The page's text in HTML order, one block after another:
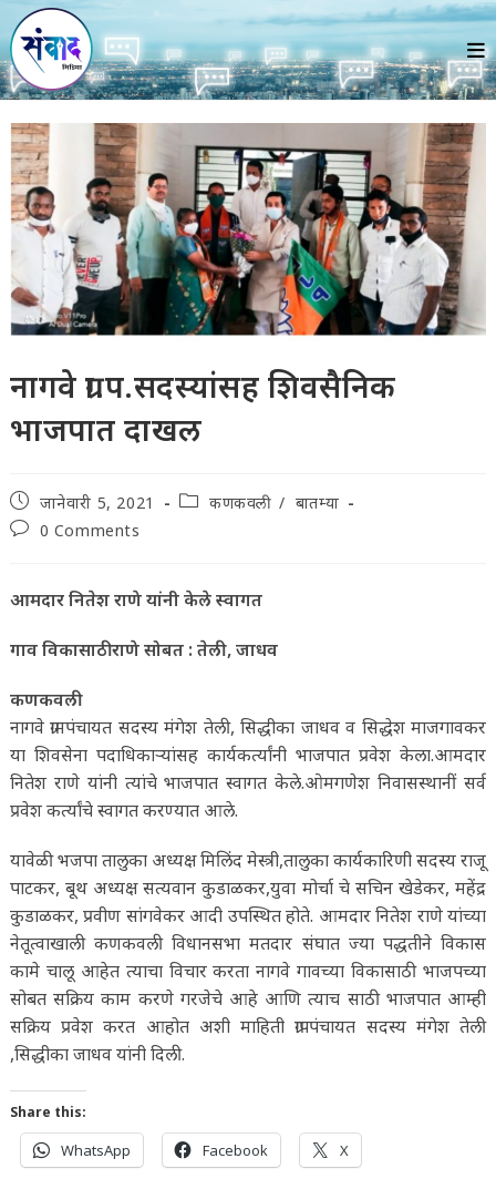
Skip
to
content
नागवे ग्रा.प.सदस्यांसह शिवसैनिक
भाजपात दाखल
Post
published:
जानेवारी 5, 2021
Postकणकवली / बातम्या
Post0 Comments
आमदार नितेश राणे यांनी केले स्वागत
गाव विकासाठी राणे सोबत : तेली, जाधव
कणकवली
नागवे ग्रामपंचायत सदस्य मंगेश तेली, सिद्धीका जाधव व सिद्धेश माजगावकर
या शिवसेना पदाधिकाऱ्यांसह कार्यकर्त्यांनी भाजपात प्रवेश केला.आमदार
नितेश राणे यांनी त्यांचे भाजपात स्वागत केले.ओमगणेश निवासस्थानीं सर्व
प्रवेश कर्त्यांचे स्वागत करण्यात आले.
यावेळी भजपा तालुका अध्यक्ष मिलिंद मेस्त्री,तालुका कार्यकारिणी सदस्य राजू
पाटकर, बूथ अध्यक्ष सत्यवान कुडाळकर,युवा मोर्चा चे सचिन खेडेकर, महेंद्र
कुडाळकर, प्रवीण सांगवेकर आदी उपस्थित होते. आमदार नितेश राणे यांच्या
नेतूत्वाखाली कणकवली विधानसभा मतदार संघात ज्या पद्धतीने विकास
कामे चालू आहेत त्याचा विचार करता नागवे गावच्या विकासाठी भाजपच्या
सोबत सक्रिय काम करणे गरजेचे आहे आणि त्याच साठी भाजपात आम्ही
सक्रिय प्रवेश करत आहोत अशी माहिती ग्रापपंचायत सदस्य मंगेश तेली
,सिद्धीका जाधव यांनी दिली.
Share this:
WhatsApp Facebook X